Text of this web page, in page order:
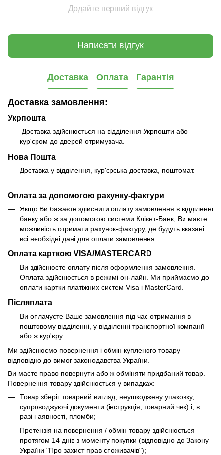
Додайте перший відгук
Написати відгук
Доставка Оплата Гарантія
Доставка замовлення:
Укрпошта
Доставка здійснюється на відділення Укрпошти або
кур'єром до дверей отримувача.
Нова Пошта
Доставка у відділення, кур'єрська доставка, поштомат.
Оплата за допомогою рахунку-фактури
Якщо Ви бажаєте здійснити оплату замовлення в відділенні
банку або ж за допомогою системи Клієнт-Банк, Ви маєте
можливість отримати рахунок-фактуру, де будуть вказані
всі необхідні дані для оплати замовлення.
Оплата карткою VISA/MASTERCARD
Ви здійснюєте оплату після оформлення замовлення.
Оплата здійснюється в режимі он-лайн. Ми приймаємо до
оплати картки платіжних систем Visa і MasterCard.
Післяплата
Ви оплачуєте Ваше замовлення під час отримання в
поштовому відділенні, у відділенні транспортної компанії
або ж кур'єру.
Ми здійснюємо повернення і обмін купленого товару
відповідно до вимог законодавства України.
Ви маєте право повернути або ж обміняти придбаний товар.
Повернення товару здійснюється у випадках:
Товар зберіг товарний вигляд, неушкоджену упаковку,
супроводжуючі документи (інструкція, товарний чек) і, в
разі наявності, пломби;
Претензія на повернення / обмін товару здійснюється
протягом 14 днів з моменту покупки (відповідно до Закону
України "Про захист прав споживачів");